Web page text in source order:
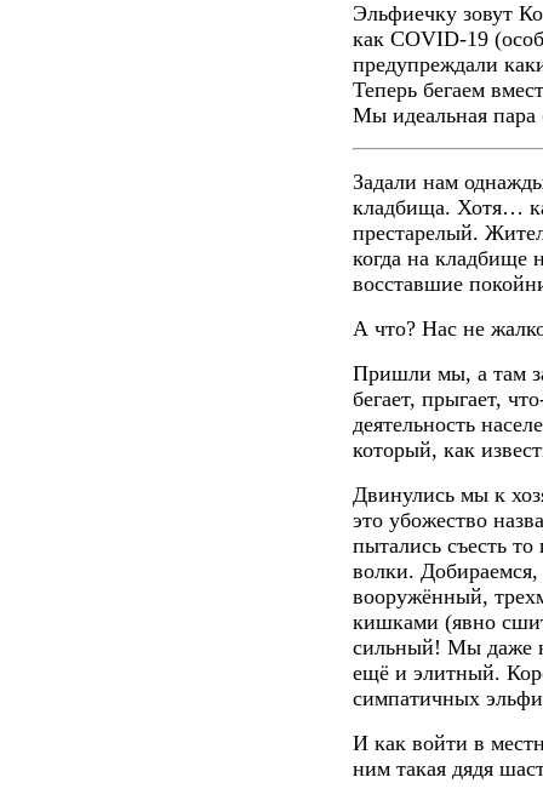
Эльфиечку зовут
как COVID-19
предупреждали
Теперь бегаем
Мы идеальная
Задали нам
кладбища. Хотя…
престарелый.
когда на кладбище
восставшие
А что? Нас не
Пришли мы, а там
бегает, прыгает,
деятельность
который, как
Двинулись мы к
это убожество
пытались съесть то
волки. Добираемся,
вооружённый,
кишками (явно
сильный! Мы даже
ещё и элитный.
симпатичных
И как войти в
ним такая дядя